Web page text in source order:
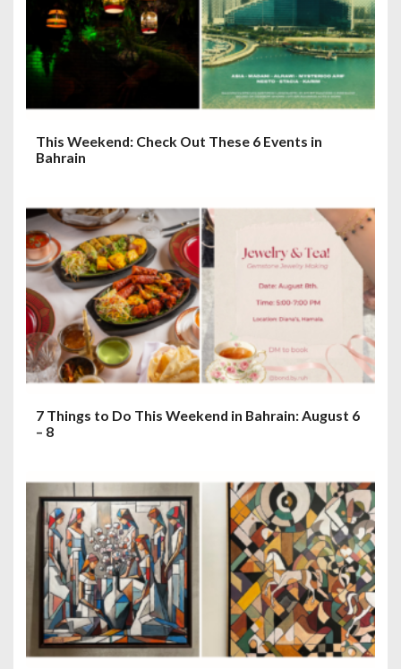
This Weekend: Check Out These 6 Events in
Bahrain
7 Things to Do This Weekend in Bahrain: August 6
– 8